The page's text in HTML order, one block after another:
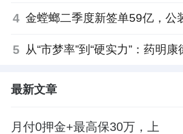
4
5
最新文章
月付0押金+最高保30万，上